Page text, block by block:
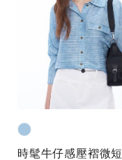
時髦牛仔感壓褶微短